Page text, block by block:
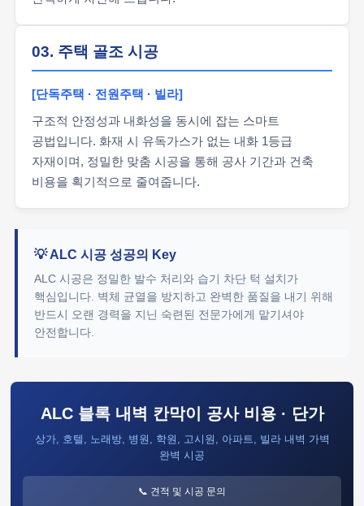
03. 주택 골조 시공
[단독주택 · 전원주택 · 빌라]
구조적 안정성과 내화성을 동시에 잡는 스마트
공법입니다. 화재 시 유독가스가 없는 내화 1등급
자재이며, 정밀한 맞춤 시공을 통해 공사 기간과 건축
비용을 획기적으로 줄여줍니다.
💡 ALC 시공 성공의 Key
ALC 시공은 정밀한 발수 처리와 습기 차단 턱 설치가
핵심입니다. 벽체 균열을 방지하고 완벽한 품질을 내기 위해
반드시 오랜 경력을 지닌 숙련된 전문가에게 맡기셔야
안전합니다.
ALC 블록 내벽 칸막이 공사 비용 · 단가
상가, 호텔, 노래방, 병원, 학원, 고시원, 아파트, 빌라 내벽 가벽
완벽 시공
📞 견적 및 시공 문의